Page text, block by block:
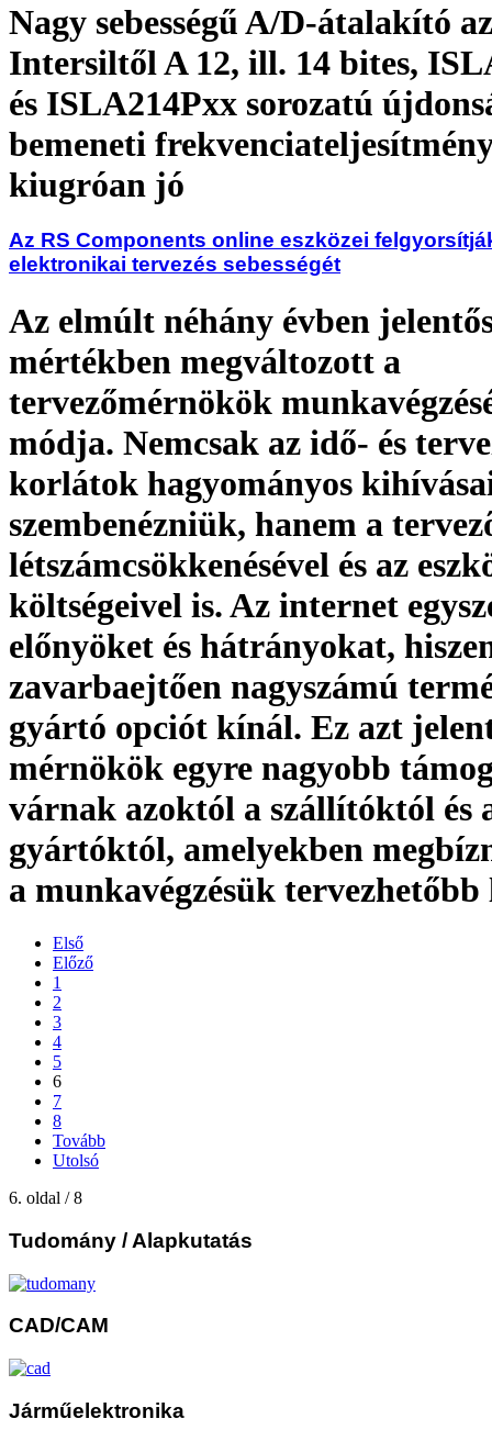
Nagy sebességű A/D-átalakító az
Intersiltől A 12, ill. 14 bites,
és ISLA214Pxx sorozatú
bemeneti
kiugróan jó
Az RS Components online eszközei
elektronikai tervezés sebességét
Az elmúlt néhány évben
mértékben megváltozott a
tervezőmérnökök
módja. Nemcsak az idő- és
korlátok hagyományos
szembenézniük, hanem a
létszámcsökkenésével és az
költségeivel is. Az internet
előnyöket és hátrányokat,
zavarbaejtően nagyszámú
gyártó opciót kínál. Ez azt
mérnökök egyre nagyobb
várnak azoktól a szállítóktól és
gyártóktól, amelyekben
a munkavégzésük tervezhetőbb
Első
Előző
1
2
3
4
5
6
7
8
Tovább
Utolsó
6. oldal / 8
Tudomány / Alapkutatás
CAD/CAM
Járműelektronika